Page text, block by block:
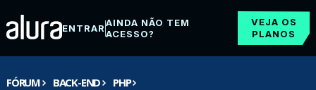
ENTRARAINDA NÃO TEM
ACESSO?
VEJA OS
PLANOS
FÓRUM BACK-END PHP